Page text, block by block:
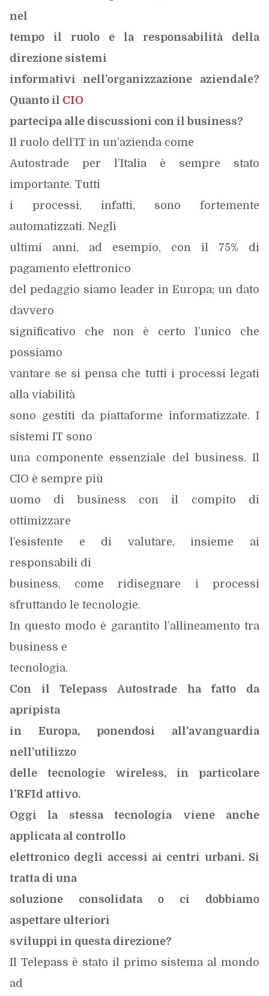
nel
tempo il ruolo e la responsabilità della
direzione sistemi
informativi nell’organizzazione aziendale?
Quanto il CIO
partecipa alle discussioni con il business?
Il ruolo dell’IT in un’azienda come
Autostrade per l’Italia è sempre stato
importante. Tutti
i processi, infatti, sono fortemente
automatizzati. Negli
ultimi anni, ad esempio, con il 75% di
pagamento elettronico
del pedaggio siamo leader in Europa; un dato
davvero
significativo che non è certo l’unico che
possiamo
vantare se si pensa che tutti i processi legati
alla viabilità
sono gestiti da piattaforme informatizzate. I
sistemi IT sono
una componente essenziale del business. Il
CIO è sempre più
uomo di business con il compito di
ottimizzare
l’esistente e di valutare, insieme ai
responsabili di
business, come ridisegnare i processi
sfruttando le tecnologie.
In questo modo è garantito l’allineamento tra
business e
tecnologia.
Con il Telepass Autostrade ha fatto da
apripista
in Europa, ponendosi all’avanguardia
nell’utilizzo
delle tecnologie wireless, in particolare
l’RFId attivo.
Oggi la stessa tecnologia viene anche
applicata al controllo
elettronico degli accessi ai centri urbani. Si
tratta di una
soluzione consolidata o ci dobbiamo
aspettare ulteriori
sviluppi in questa direzione?
Il Telepass è stato il primo sistema al mondo
ad